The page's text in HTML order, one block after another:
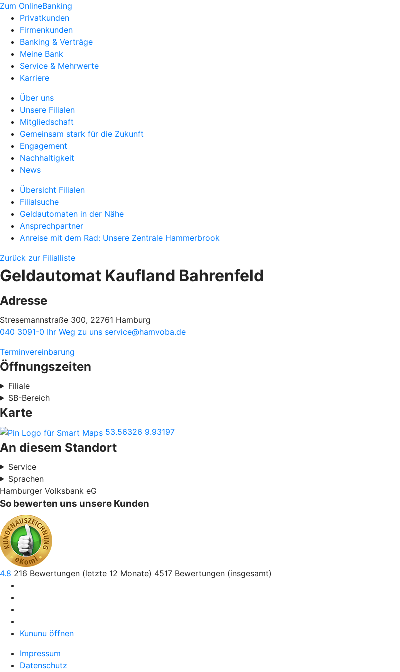
Zum OnlineBanking
Privatkunden
Firmenkunden
Banking & Verträge
Meine Bank
Service & Mehrwerte
Karriere
Über uns
Unsere Filialen
Mitgliedschaft
Gemeinsam stark für die Zukunft
Engagement
Nachhaltigkeit
News
Übersicht Filialen
Filialsuche
Geldautomaten in der Nähe
Ansprechpartner
Anreise mit dem Rad: Unsere Zentrale Hammerbrook
Zurück zur Filialliste
Geldautomat Kaufland Bahrenfeld
Adresse
Stresemannstraße 300, 22761 Hamburg
040 3091-0 Ihr Weg zu uns service@hamvoba.de
Terminvereinbarung
Öffnungszeiten
Filiale
SB-Bereich
Karte
53.56326 9.93197
An diesem Standort
Service
Sprachen
Hamburger Volksbank eG
So bewerten uns unsere Kunden
4.8 216 Bewertungen (letzte 12 Monate) 4517 Bewertungen (insgesamt)
Kununu öffnen
Impressum
Datenschutz